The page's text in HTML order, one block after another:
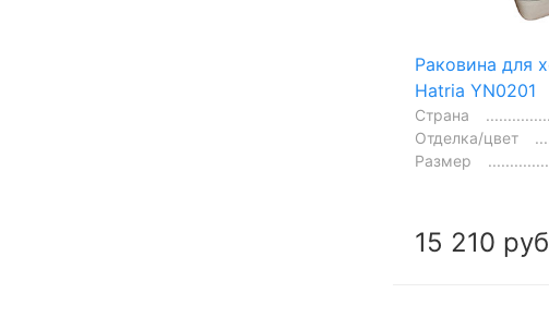
Раковина для
Hatria YN0201
Страна
Отделка/цвет
Размер
15 210